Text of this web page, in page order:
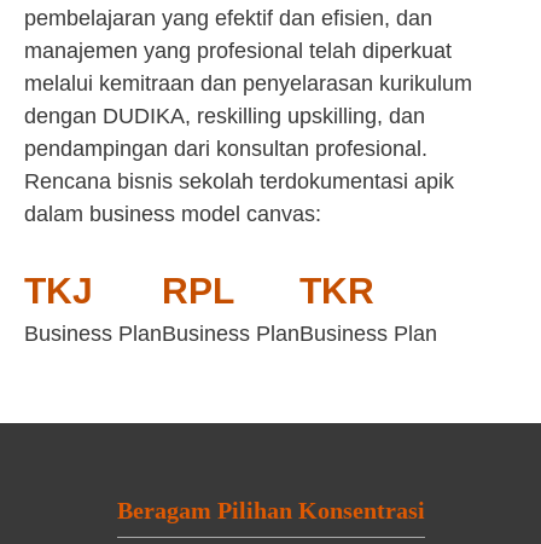
pembelajaran yang efektif dan efisien, dan
manajemen yang profesional telah diperkuat
melalui kemitraan dan penyelarasan kurikulum
dengan DUDIKA, reskilling upskilling, dan
pendampingan dari konsultan profesional.
Rencana bisnis sekolah terdokumentasi apik
dalam business model canvas:
TKJ
Business Plan
RPL
Business Plan
TKR
Business Plan
Beragam Pilihan Konsentrasi